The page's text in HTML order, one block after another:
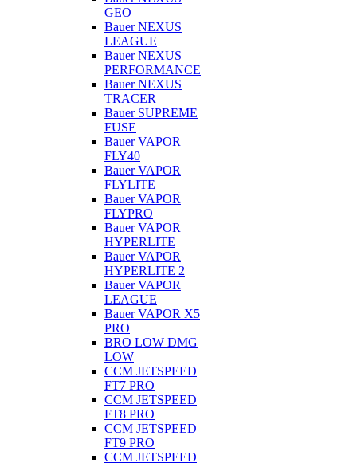
GEO
Bauer NEXUS
LEAGUE
Bauer NEXUS
PERFORMANCE
Bauer NEXUS
TRACER
Bauer SUPREME
FUSE
Bauer VAPOR
FLY40
Bauer VAPOR
FLYLITE
Bauer VAPOR
FLYPRO
Bauer VAPOR
HYPERLITE
Bauer VAPOR
HYPERLITE 2
Bauer VAPOR
LEAGUE
Bauer VAPOR X5
PRO
BRO LOW DMG
LOW
CCM JETSPEED
FT7 PRO
CCM JETSPEED
FT8 PRO
CCM JETSPEED
FT9 PRO
CCM JETSPEED